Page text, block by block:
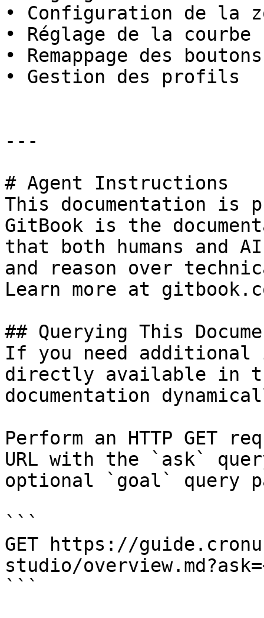
• Configuration de la
• Réglage de la
• Remappage des
• Gestion des profils
---
# Agent Instructions
This documentation is
GitBook is the
that both humans and
and reason over
Learn more at
## Querying This
If you need
directly available in
documentation
Perform an HTTP GET
URL with the `ask`
optional `goal` query
```
GET https://
studio/
```